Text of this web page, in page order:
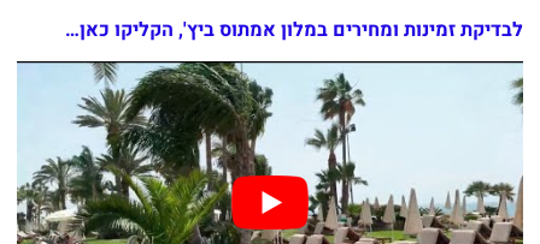
זמינות ומחירים במלון אמתוס ביץ', הקליקו כאן…